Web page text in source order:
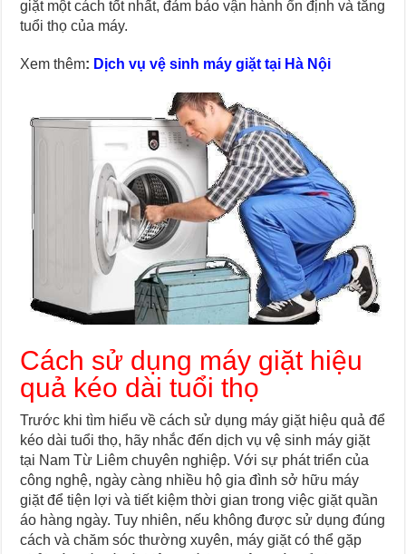
giặt một cách tốt nhất, đảm bảo vận hành ổn định và tăng
tuổi thọ của máy.
Xem thêm: Dịch vụ vệ sinh máy giặt tại Hà Nội
Cách sử dụng máy giặt hiệu
quả kéo dài tuổi thọ
Trước khi tìm hiểu về cách sử dụng máy giặt hiệu quả để
kéo dài tuổi thọ, hãy nhắc đến dịch vụ vệ sinh máy giặt
tại Nam Từ Liêm chuyên nghiệp. Với sự phát triển của
công nghệ, ngày càng nhiều hộ gia đình sở hữu máy
giặt để tiện lợi và tiết kiệm thời gian trong việc giặt quần
áo hàng ngày. Tuy nhiên, nếu không được sử dụng đúng
cách và chăm sóc thường xuyên, máy giặt có thể gặp